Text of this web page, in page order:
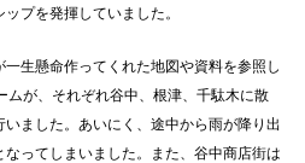
プを発揮していました。
生懸命作ってくれた地図や資料を参照し
ムが、それぞれ谷中、根津、千駄木に散
ました。あいにく、途中から雨が降り出
ってしまいました。また、谷中商店街は